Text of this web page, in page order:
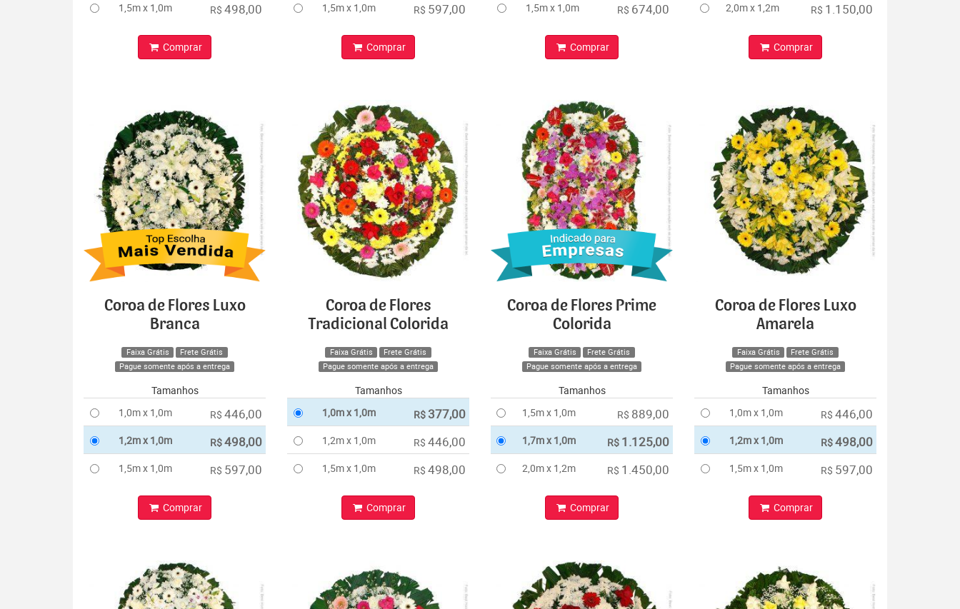
1,5m x 1,0m R$ 498,00
Comprar
1,5m x 1,0m R$ 597,00
Comprar
1,5m x 1,0m R$ 674,00
Comprar
2,0m x 1,2m R$ 1.150,00
Comprar
Coroa de Flores Luxo
Branca
Faixa Grátis
Frete Grátis
Pague somente após a entrega
Tamanhos
1,0m x 1,0m
R$ 446,00
1,2m x 1,0m R$498,00
1,5m x 1,0m R$ 597,00
Comprar
Coroa de Flores
Tradicional Colorida
Faixa Grátis
Frete Grátis
Pague somente após a entrega
Tamanhos
1,0m x 1,0m
R$ 377,00
1,2m x 1,0m R$ 446,00
1,5m x 1,0m R$ 498,00
Comprar
Coroa de Flores Prime
Colorida
Faixa Grátis
Frete Grátis
Pague somente após a entrega
Tamanhos
1,5m x 1,0m
R$ 889,00
1,7m x 1,0m R$ 1.125,00
2,0m x 1,2m R$ 1.450,00
Comprar
Coroa de Flores Luxo
Amarela
Faixa Grátis
Frete Grátis
Pague somente após a entrega
Tamanhos
1,0m x 1,0m
R$ 446,00
1,2m x 1,0m R$498,00
1,5m x 1,0m R$ 597,00
Comprar